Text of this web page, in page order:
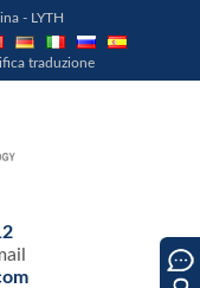
- LYTH
traduzione